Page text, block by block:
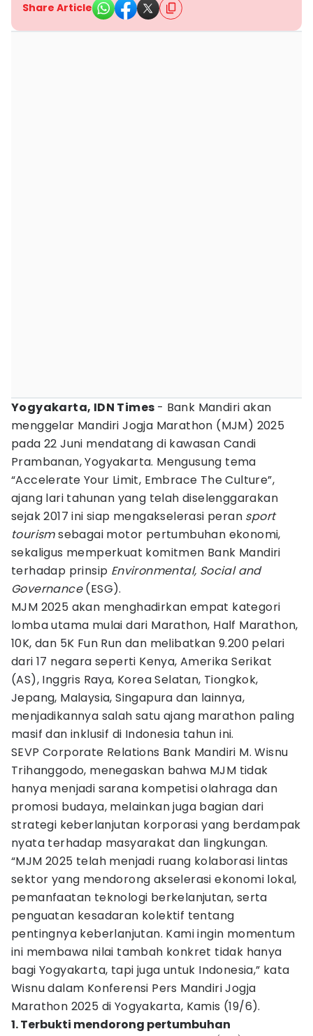
Share Article
Yogyakarta, IDN Times - Bank Mandiri akan
menggelar Mandiri Jogja Marathon (MJM) 2025
pada 22 Juni mendatang di kawasan Candi
Prambanan, Yogyakarta. Mengusung tema
“Accelerate Your Limit, Embrace The Culture”,
ajang lari tahunan yang telah diselenggarakan
sejak 2017 ini siap mengakselerasi peran sport
tourismsebagai motor pertumbuhan ekonomi,
sekaligus memperkuat komitmen Bank Mandiri
terhadap prinsip Environmental, Social and
Governance(ESG).
MJM 2025 akan menghadirkan empat kategori
lomba utama mulai dari Marathon, Half Marathon,
10K, dan 5K Fun Run dan melibatkan 9.200 pelari
dari 17 negara seperti Kenya, Amerika Serikat
(AS), Inggris Raya, Korea Selatan, Tiongkok,
Jepang, Malaysia, Singapura dan lainnya,
menjadikannya salah satu ajang marathon paling
masif dan inklusif di Indonesia tahun ini.
SEVP Corporate Relations Bank Mandiri M. Wisnu
Trihanggodo, menegaskan bahwa MJM tidak
hanya menjadi sarana kompetisi olahraga dan
promosi budaya, melainkan juga bagian dari
strategi keberlanjutan korporasi yang berdampak
nyata terhadap masyarakat dan lingkungan.
“MJM 2025 telah menjadi ruang kolaborasi lintas
sektor yang mendorong akselerasi ekonomi lokal,
pemanfaatan teknologi berkelanjutan, serta
penguatan kesadaran kolektif tentang
pentingnya keberlanjutan. Kami ingin momentum
ini membawa nilai tambah konkret tidak hanya
bagi Yogyakarta, tapi juga untuk Indonesia,” kata
Wisnu dalam Konferensi Pers Mandiri Jogja
Marathon 2025 di Yogyakarta, Kamis (19/6).
1. Terbukti mendorong pertumbuhan